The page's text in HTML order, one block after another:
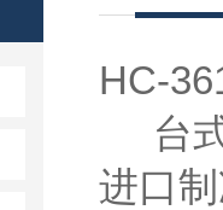
HC-
台式
进口制